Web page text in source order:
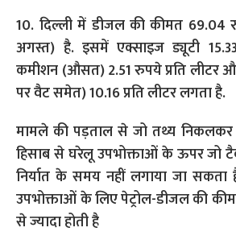
10. दिल्ली में डीजल की कीमत 69.04
अगस्त) है. इसमें एक्साइज ड्यूटी
कमीशन (औसत) 2.51 रुपये प्रति लीटर
पर वैट समेत) 10.16 प्रति लीटर लगता है.
मामले की पड़ताल से जो तथ्य
हिसाब से घरेलू उपभोक्ताओं के ऊपर जो
निर्यात के समय नहीं लगाया जा
उपभोक्ताओं के लिए पेट्रोल-डीजल की
से ज्यादा होती है